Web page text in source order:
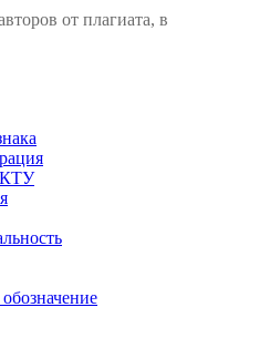
от плагиата, в